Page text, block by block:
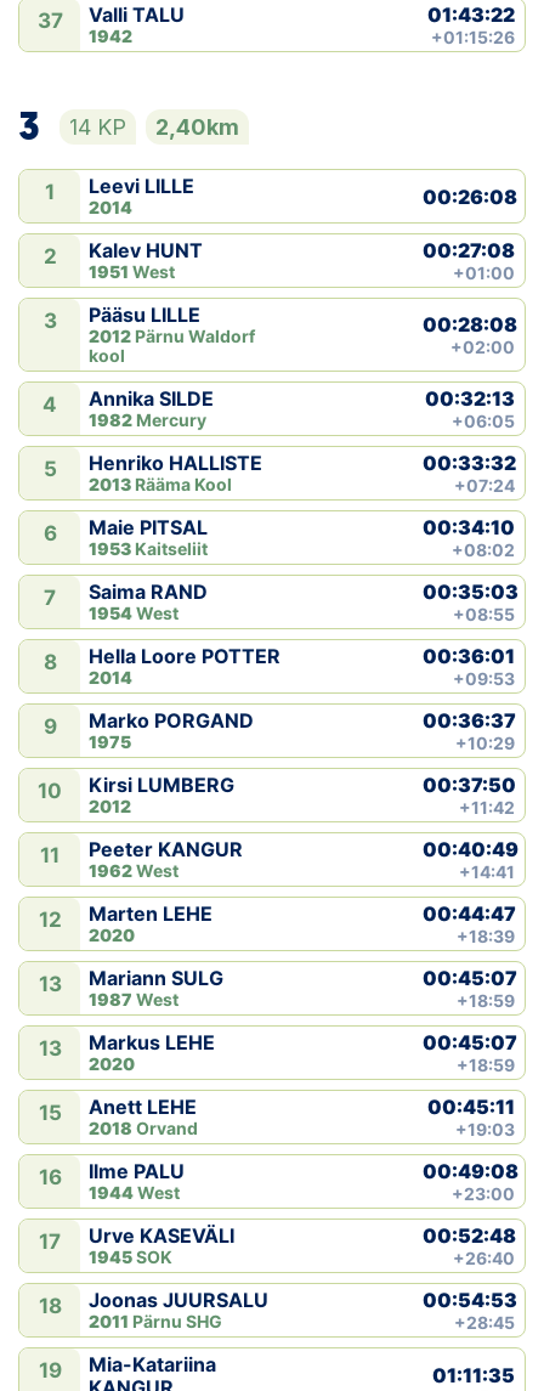
37 Valli TALU
1942
01:43:22
+01:15:26
3 14 KP 2,40km
1 Leevi LILLE
2014 00:26:08
2 Kalev HUNT
1951 West
00:27:08
+01:00
3 Pääsu LILLE
2012 Pärnu Waldorf
kool
00:28:08
+02:00
4 Annika SILDE
1982 Mercury
00:32:13
+06:05
5 Henriko HALLISTE
2013 Rääma Kool
00:33:32
+07:24
6 Maie PITSAL
1953 Kaitseliit
00:34:10
+08:02
7 Saima RAND
1954West
00:35:03
+08:55
8 Hella Loore POTTER
2014
00:36:01
+09:53
9 Marko PORGAND
1975
00:36:37
+10:29
10 Kirsi LUMBERG
2012
00:37:50
+11:42
11 Peeter KANGUR
1962West
00:40:49
+14:41
12 Marten LEHE
2020
00:44:47
+18:39
13 Mariann SULG
1987 West
00:45:07
+18:59
13 Markus LEHE
2020
00:45:07
+18:59
15 Anett LEHE
2018 Orvand
00:45:11
+19:03
16 Ilme PALU
1944West
00:49:08
+23:00
17 Urve KASEVÄLI
1945SOK
00:52:48
+26:40
18 Joonas JUURSALU
2011 Pärnu SHG
00:54:53
+28:45
19
Mia-Katariina
01:11:35